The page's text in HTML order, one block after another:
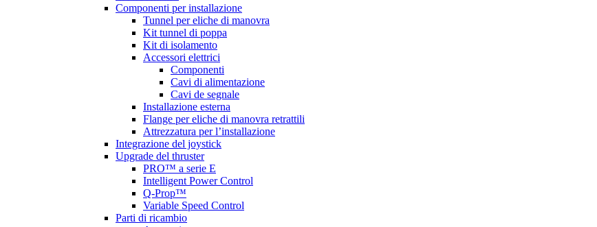
Componenti per installazione
Tunnel per eliche di manovra
Kit tunnel di poppa
Kit di isolamento
Accessori elettrici
Componenti
Cavi di alimentazione
Cavi de segnale
Installazione esterna
Flange per eliche di manovra retrattili
Attrezzatura per l’installazione
Integrazione del joystick
Upgrade del thruster
PRO™ a serie E
Intelligent Power Control
Q-Prop™
Variable Speed Control
Parti di ricambio